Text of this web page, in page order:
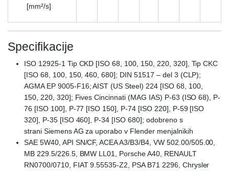
[mm²/s]
Specifikacije
ISO 12925-1 Tip CKD [ISO 68, 100, 150, 220, 320], Tip CKC
[ISO 68, 100, 150, 460, 680]; DIN 51517 – del 3 (CLP);
AGMA EP 9005-F16; AIST (US Steel) 224 [ISO 68, 100,
150, 220, 320]; Fives Cincinnati (MAG IAS) P-63 (ISO 68), P-
76 [ISO 100], P-77 [ISO 150], P-74 [ISO 220], P-59 [ISO
320], P-35 [ISO 460], P-34 [ISO 680]; odobreno s
strani Siemens AG za uporabo v Flender menjalnikih
SAE 5W40, API SN/CF, ACEA A3/B3/B4, VW 502.00/505.00,
MB 229.5/226.5, BMW LL01, Porsche A40, RENAULT
RN0700/0710, FIAT 9.55535-Z2, PSA B71 2296, Chrysler